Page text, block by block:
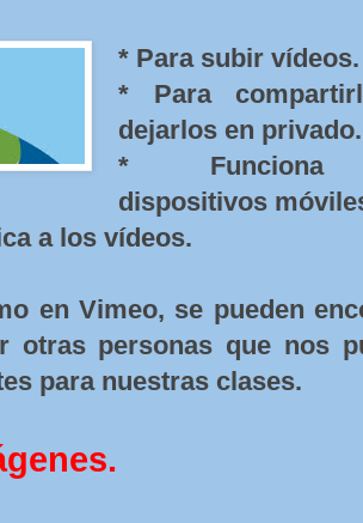
* Para subir vídeos.
* Para
dejarlos en privado.
*
dispositivos
a los vídeos.
en Vimeo, se pueden
otras personas que nos
para nuestras clases.